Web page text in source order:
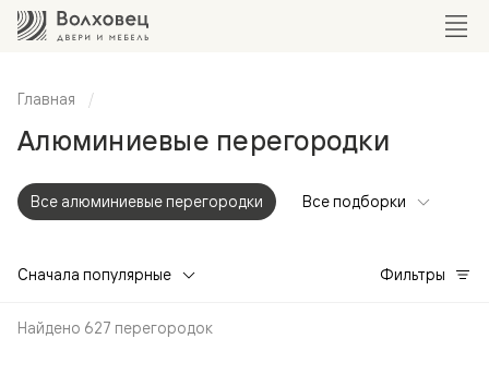
Главная
Алюминиевые перегородки
Все алюминиевые перегородки Все подборки
Сначала популярные Фильтры
Найдено 627 перегородок